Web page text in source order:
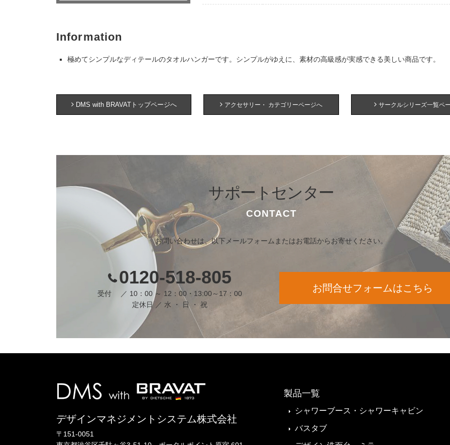
Information
極めてシンプルなディテールのタオルハンガーです。シンプルがゆえに、素材の高級感が実感できる美しい商品です。
DMS with BRAVATトップページへ アクセサリー・ カテゴリーページへ サークルシリーズ一覧ペ
サポートセンター
CONTACT
お問い合わせは、以下メールフォームまたはお電話からお寄せください。
0120-518-805
受付 ／ 10：00 ～ 12：00・13:00～17：00
定休日 ／ 水 ・ 日 ・ 祝
お問合せフォームはこちら
デザインマネジメントシステム株式会社
〒151-0051
製品一覧
シャワーブース・シャワーキャビン
バスタブ